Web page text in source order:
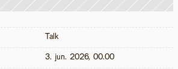
Talk
3. jun. 2026, 00.00